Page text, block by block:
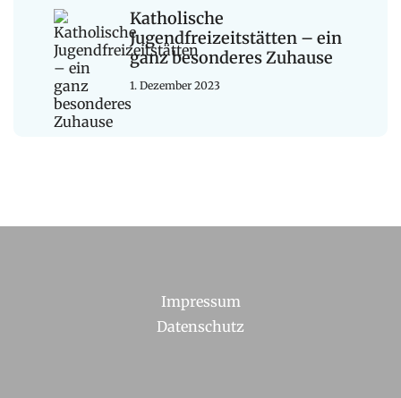
Katholische
Jugendfreizeitstätten – ein
ganz besonderes Zuhause
1. Dezember 2023
Impressum
Datenschutz